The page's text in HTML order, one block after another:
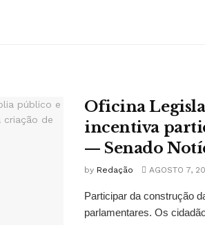
Oficina
incentiva
— Senado
by Redação AGOSTO 7,
Participar da construção
parlamentares. Os